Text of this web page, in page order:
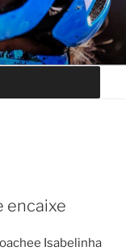
encaixe
Isabelinha